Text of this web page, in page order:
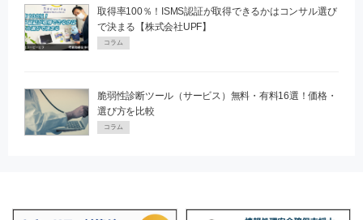
取得率100％！ISMS認証が取得できるかはコンサル選び
で決まる【株式会社UPF】
コラム
脆弱性診断ツール（サービス）無料・有料16選！価格・
選び方を比較
コラム